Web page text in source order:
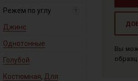
Вы
Режем по углу ?
Джинс
Однотонные
Голубой
Костюмная, Для